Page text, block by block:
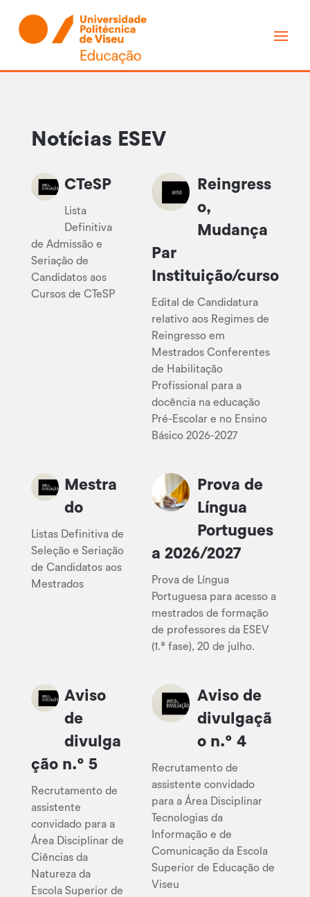
Notícias ESEV
CTeSP
Lista
Definitiva
de Admissão e
Seriação de
Candidatos aos
Cursos de CTeSP
Reingress
o,
Mudança
Par
Instituição/curso
Edital de Candidatura
relativo aos Regimes de
Reingresso em
Mestrados Conferentes
de Habilitação
Profissional para a
docência na educação
Pré-Escolar e no Ensino
Básico 2026-2027
Mestra
do
Listas Definitiva de
Seleção e Seriação
de Candidatos aos
Mestrados
Prova de
Língua
Portugues
a 2026/2027
Prova de Língua
Portuguesa para acesso a
mestrados de formação
de professores da ESEV
(1.ª fase), 20 de julho.
Aviso
de
divulga
ção n.º 5
Recrutamento de
assistente
convidado para a
Área Disciplinar de
Ciências da
Natureza da
Escola Superior de
Aviso de
divulgaçã
o n.º 4
Recrutamento de
assistente convidado
para a Área Disciplinar
Tecnologias da
Informação e de
Comunicação da Escola
Superior de Educação de
Viseu